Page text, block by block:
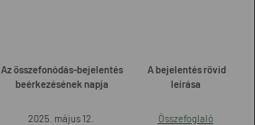
Az összefonódás-bejelentés
beérkezésének napja
A bejelentés rövid
leírása
2025. május 12. Összefoglaló